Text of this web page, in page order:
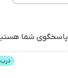
پاسخگوی شما